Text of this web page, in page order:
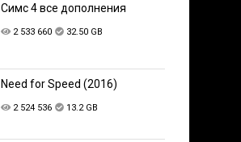
Симс 4 все дополнения
2 533 660 32.50 GB
Need for Speed (2016)
2 524 536 13.2 GB